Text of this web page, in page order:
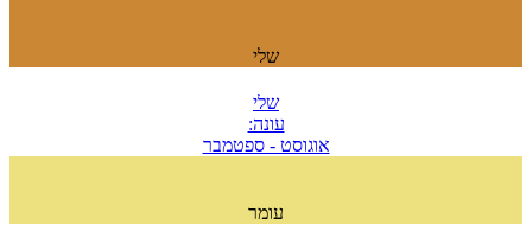
שלי
שלי
עונה:
אוגוסט - ספטמבר
עומר